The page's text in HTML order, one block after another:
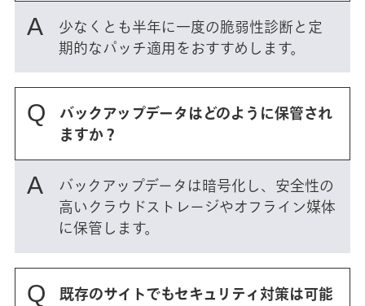
少なくとも半年に一度の脆弱性診断と定
期的なパッチ適用をおすすめします。
バックアップデータはどのように保管され
ますか？
バックアップデータは暗号化し、安全性の
高いクラウドストレージやオフライン媒体
に保管します。
既存のサイトでもセキュリティ対策は可能